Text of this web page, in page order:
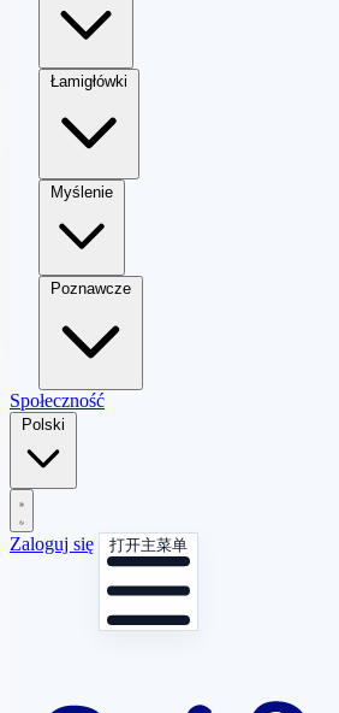
Łamigłówki
Myślenie
Poznawcze
Społeczność
Polski
Zaloguj się 打开主菜单